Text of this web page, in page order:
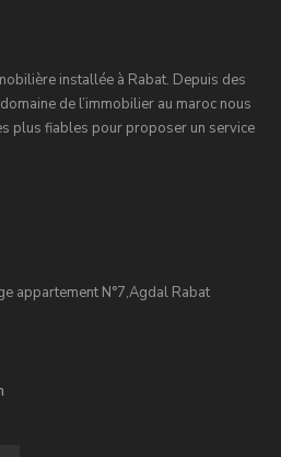
installée à Rabat. Depuis des
de l’immobilier au maroc nous
plus fiables pour proposer un service
appartement N°7,Agdal Rabat